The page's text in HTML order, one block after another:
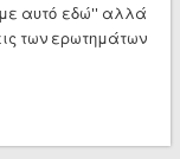
αυτό εδώ'' αλλά
των ερωτημάτων